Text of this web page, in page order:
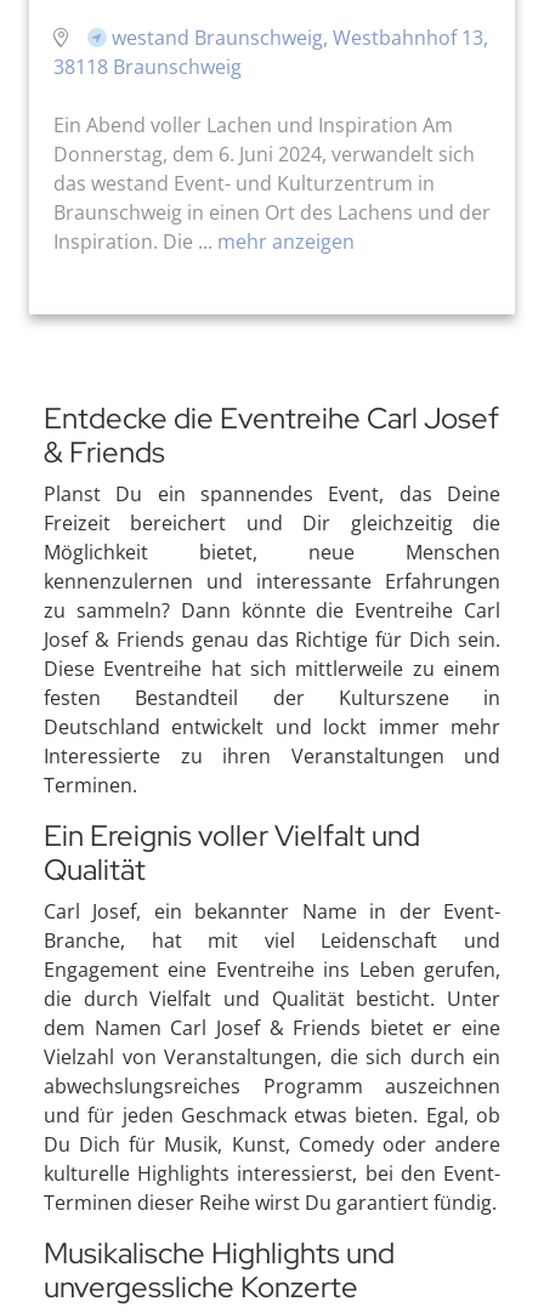
westand Braunschweig, Westbahnhof 13,
38118 Braunschweig
Ein Abend voller Lachen und Inspiration Am
Donnerstag, dem 6. Juni 2024, verwandelt sich
das westand Event- und Kulturzentrum in
Braunschweig in einen Ort des Lachens und der
Inspiration. Die ... mehr anzeigen
Entdecke die Eventreihe Carl Josef
& Friends
Planst Du ein spannendes Event, das Deine
Freizeit bereichert und Dir gleichzeitig die
Möglichkeit bietet, neue Menschen
kennenzulernen und interessante Erfahrungen
zu sammeln? Dann könnte die Eventreihe Carl
Josef & Friends genau das Richtige für Dich sein.
Diese Eventreihe hat sich mittlerweile zu einem
festen Bestandteil der Kulturszene in
Deutschland entwickelt und lockt immer mehr
Interessierte zu ihren Veranstaltungen und
Terminen.
Ein Ereignis voller Vielfalt und
Qualität
Carl Josef, ein bekannter Name in der Event-
Branche, hat mit viel Leidenschaft und
Engagement eine Eventreihe ins Leben gerufen,
die durch Vielfalt und Qualität besticht. Unter
dem Namen Carl Josef & Friends bietet er eine
Vielzahl von Veranstaltungen, die sich durch ein
abwechslungsreiches Programm auszeichnen
und für jeden Geschmack etwas bieten. Egal, ob
Du Dich für Musik, Kunst, Comedy oder andere
kulturelle Highlights interessierst, bei den Event-
Terminen dieser Reihe wirst Du garantiert fündig.
Musikalische Highlights und
unvergessliche Konzerte